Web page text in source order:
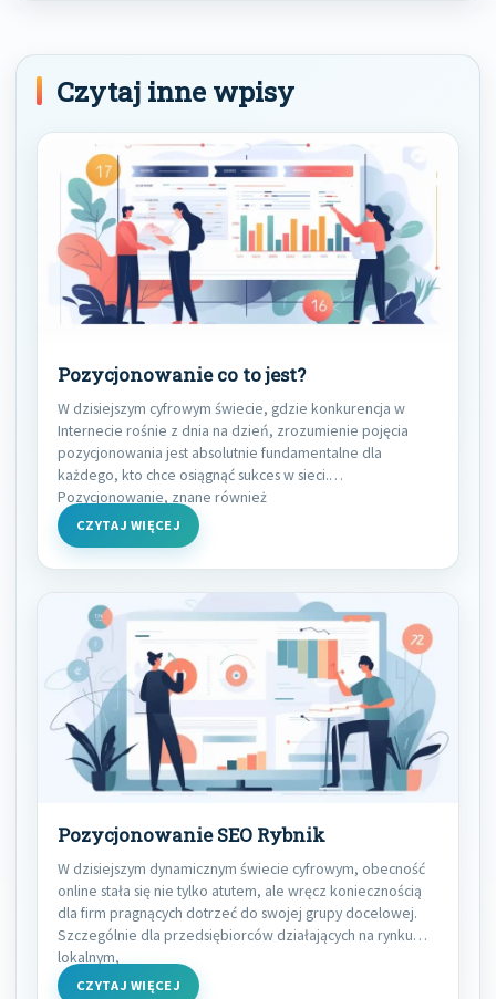
Czytaj inne wpisy
Pozycjonowanie co to jest?
W dzisiejszym cyfrowym świecie, gdzie konkurencja w
Internecie rośnie z dnia na dzień, zrozumienie pojęcia
pozycjonowania jest absolutnie fundamentalne dla
każdego, kto chce osiągnąć sukces w sieci.
Pozycjonowanie, znane również
CZYTAJ WIĘCEJ
Pozycjonowanie SEO Rybnik
W dzisiejszym dynamicznym świecie cyfrowym, obecność
online stała się nie tylko atutem, ale wręcz koniecznością
dla firm pragnących dotrzeć do swojej grupy docelowej.
Szczególnie dla przedsiębiorców działających na rynku
lokalnym,
CZYTAJ WIĘCEJ